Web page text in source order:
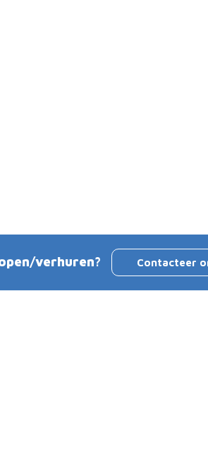
verhuren? Contacteer